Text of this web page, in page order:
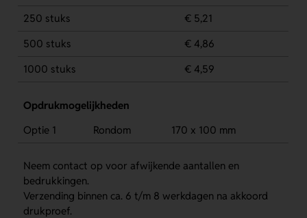
250 stuks
€ 5,21
500 stuks
€ 4,86
1000 stuks
€ 4,59
Opdrukmogelijkheden
Optie 1
Rondom 170 x 100 mm
Neem contact op voor afwijkende aantallen en
bedrukkingen.
Verzending binnen ca. 6 t/m 8 werkdagen na akkoord
drukproef.